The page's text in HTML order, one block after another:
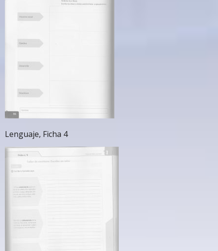
Lenguaje, Ficha 4